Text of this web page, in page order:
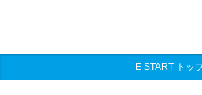
E START トッ